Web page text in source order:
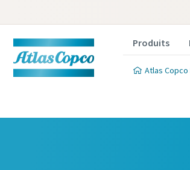
Produits
Atlas Copco